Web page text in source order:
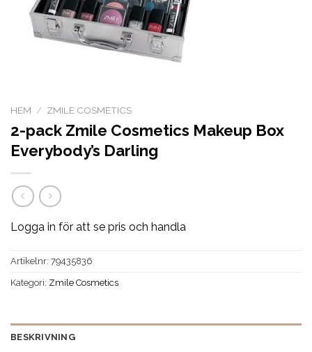
HEM / ZMILE COSMETICS
2-pack Zmile Cosmetics Makeup Box
Everybody’s Darling
Logga in för att se pris och handla
Artikelnr: 79435836
Kategori: Zmile Cosmetics
BESKRIVNING